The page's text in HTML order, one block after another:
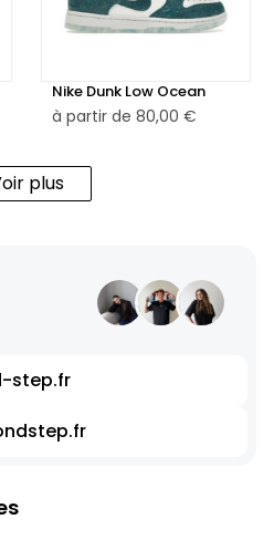
Nike Dunk Low Ocean
à partir de 80,00 €
plus
step.fr